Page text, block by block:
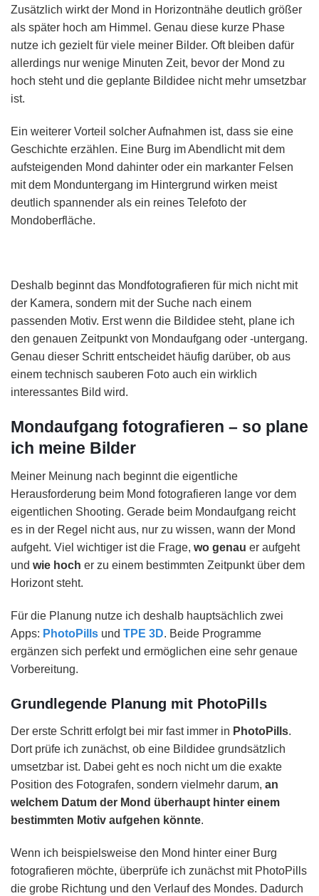
Zusätzlich wirkt der Mond in Horizontnähe deutlich größer
als später hoch am Himmel. Genau diese kurze Phase
nutze ich gezielt für viele meiner Bilder. Oft bleiben dafür
allerdings nur wenige Minuten Zeit, bevor der Mond zu
hoch steht und die geplante Bildidee nicht mehr umsetzbar
ist.
Ein weiterer Vorteil solcher Aufnahmen ist, dass sie eine
Geschichte erzählen. Eine Burg im Abendlicht mit dem
aufsteigenden Mond dahinter oder ein markanter Felsen
mit dem Monduntergang im Hintergrund wirken meist
deutlich spannender als ein reines Telefoto der
Mondoberfläche.
Deshalb beginnt das Mondfotografieren für mich nicht mit
der Kamera, sondern mit der Suche nach einem
passenden Motiv. Erst wenn die Bildidee steht, plane ich
den genauen Zeitpunkt von Mondaufgang oder -untergang.
Genau dieser Schritt entscheidet häufig darüber, ob aus
einem technisch sauberen Foto auch ein wirklich
interessantes Bild wird.
Mondaufgang fotografieren – so plane
ich meine Bilder
Meiner Meinung nach beginnt die eigentliche
Herausforderung beim Mond fotografieren lange vor dem
eigentlichen Shooting. Gerade beim Mondaufgang reicht
es in der Regel nicht aus, nur zu wissen, wann der Mond
aufgeht. Viel wichtiger ist die Frage, wo genau er aufgeht
und wie hoch er zu einem bestimmten Zeitpunkt über dem
Horizont steht.
Für die Planung nutze ich deshalb hauptsächlich zwei
Apps: PhotoPills und TPE 3D. Beide Programme
ergänzen sich perfekt und ermöglichen eine sehr genaue
Vorbereitung.
Grundlegende Planung mit PhotoPills
Der erste Schritt erfolgt bei mir fast immer in PhotoPills.
Dort prüfe ich zunächst, ob eine Bildidee grundsätzlich
umsetzbar ist. Dabei geht es noch nicht um die exakte
Position des Fotografen, sondern vielmehr darum, an
welchem Datum der Mond überhaupt hinter einem
bestimmten Motiv aufgehen könnte.
Wenn ich beispielsweise den Mond hinter einer Burg
fotografieren möchte, überprüfe ich zunächst mit PhotoPills
die grobe Richtung und den Verlauf des Mondes. Dadurch